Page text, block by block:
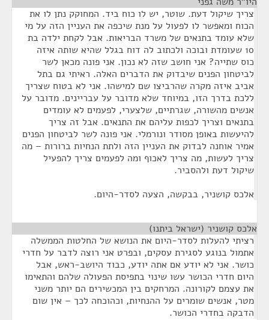
צריך שיקול דעת. שוטר, יש לו כוח ביד. המחוקק נתן לו את
הכוח ומאפשר לו לפעול על מנת שיכפה את העניין הזה על מי
שלא עומד בתנאים של משרד הבריאות. אבל לקחת ילדה בת
10 שעומדת ובוכה ולכתוב לה דוח בגלל שהיא שותה איזה
כוס שתייה? אני חושב שזה לא נכון. אני פונה מכאן לשר
לביטחון הפנים שיבדוק את הדברים האלה. ראיתי גם בתל
אביב איזה מקרה שהרביצו שם למישהו. אני לא בטוח שצריך
ללכת בדרך הזו, במיוחד שלא מדובר על עבריינים. מדובר על
אנשים מהשורה, שגרתיים, שלצערי, לפעמים לא עומדים
בתנאים וצריך לכפות עליהם את התנאים. אבל זה צריך
להיעשות באופן מסודר ונורמלי. אני פונה לשר לביטחון הפנים
אמיר אוחנה לבדוק את העניין הזה ולתת הנחיות ברורות – מה
צריך לעשות, מה צריך לאכוף ומה לפעמים צריך להפעיל
שיקול דעת ולהסביר.
אלכס קושניר, בבקשה, הצעה לסדר-היום.
אלכס קושניר (ישראל ביתנו)
רציתי להעלות לסדר-היום את הנושא של החלטות הממשלה
אתמול בנוגע לסגירת עסקים, ובפרט אני רוצה לדבר על חדרי
כושר. אני לא יודע אם אתה יודע, כבוד היושב-ראש, אבל
היום חדרי הכושר עשו שינוי בתפיסת הפעולה שלהם והתאימו
את עצמם לקורונה. המרחקים בין המכשירים הם יותר משני
מטר, אנשים שומרים על ההנחיות, וכהוכחה לכך – אין שום
הדבקה בחדרי הכושר.